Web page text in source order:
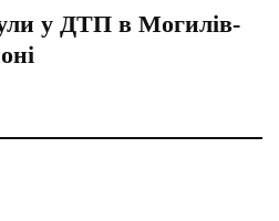
у ДТП в Могилів-